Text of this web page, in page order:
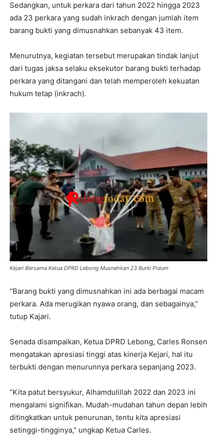
Sedangkan, untuk perkara dari tahun 2022 hingga 2023
ada 23 perkara yang sudah inkrach dengan jumlah item
barang bukti yang dimusnahkan sebanyak 43 item.
Menurutnya, kegiatan tersebut merupakan tindak lanjut
dari tugas jaksa selaku eksekutor barang bukti terhadap
perkara yang ditangani dan telah memperoleh kekuatan
hukum tetap (inkrach).
Kejari Bersama Ketua DPRD Lebong Musnahkan 23 Bunti Pidum
“Barang bukti yang dimusnahkan ini ada berbagai macam
perkara. Ada merugikan nyawa orang, dan sebagainya,”
tutup Kajari.
Senada disampaikan, Ketua DPRD Lebong, Carles Ronsen
mengatakan apresiasi tinggi atas kinerja Kejari, hal itu
terbukti dengan menurunnya perkara sepanjang 2023.
“Kita patut bersyukur, Alhamdulillah 2022 dan 2023 ini
mengalami signifikan. Mudah-mudahan tahun depan lebih
ditingkatkan untuk penurunan, tentu kita apresiasi
setinggi-tingginya,” ungkap Ketua Carles.